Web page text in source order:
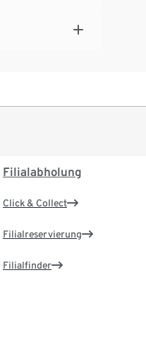
Filialabholung
Click & Collect
Filialreservierung
Filialfinder